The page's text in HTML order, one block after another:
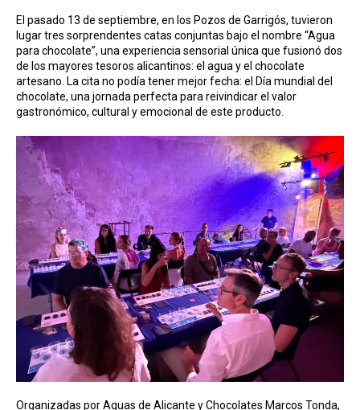
El pasado 13 de septiembre, en los Pozos de Garrigós, tuvieron
lugar tres sorprendentes catas conjuntas bajo el nombre “Agua
para chocolate”, una experiencia sensorial única que fusionó dos
de los mayores tesoros alicantinos: el agua y el chocolate
artesano. La cita no podía tener mejor fecha: el Día mundial del
chocolate, una jornada perfecta para reivindicar el valor
gastronómico, cultural y emocional de este producto.
Organizadas por Aguas de Alicante y Chocolates Marcos Tonda,